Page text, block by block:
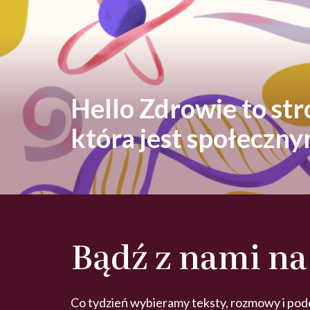
Hello Zdrowie to
która jest
Bądź z nami
Co tydzień wybieramy teksty, rozmowy i